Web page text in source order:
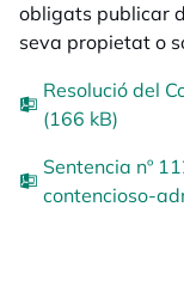
obligats publicar
seva propietat o
Resolució del
(166 kB)
Sentencia nº
contencioso-